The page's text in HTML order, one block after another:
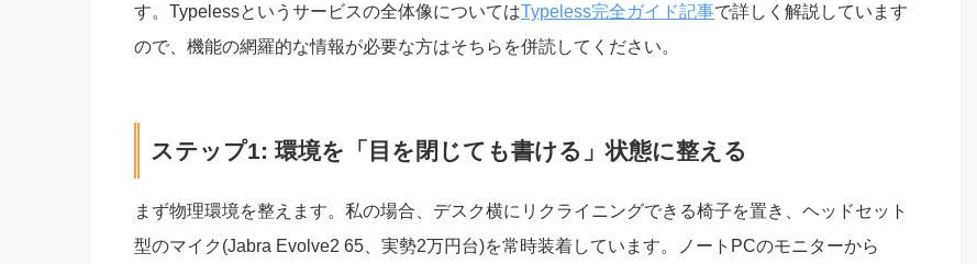
す。Typelessというサービスの全体像についてはTypeless完全ガイド記事で詳しく解説しています
ので、機能の網羅的な情報が必要な方はそちらを併読してください。
ステップ1: 環境を「目を閉じても書ける」状態に整える
まず物理環境を整えます。私の場合、デスク横にリクライニングできる椅子を置き、ヘッドセット
型のマイク(Jabra Evolve2 65、実勢2万円台)を常時装着しています。ノートPCのモニターから